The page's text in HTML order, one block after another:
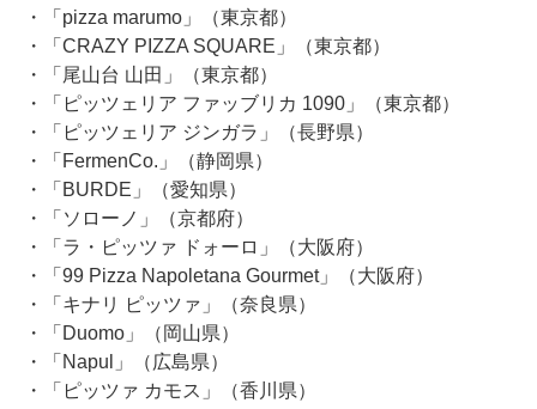
・「pizza marumo」（東京都）
・「CRAZY PIZZA SQUARE」（東京都）
・「尾山台 山田」（東京都）
・「ピッツェリア ファッブリカ 1090」（東京都）
・「ピッツェリア ジンガラ」（長野県）
・「FermenCo.」（静岡県）
・「BURDE」（愛知県）
・「ソローノ」（京都府）
・「ラ・ピッツァ ドォーロ」（大阪府）
・「99 Pizza Napoletana Gourmet」（大阪府）
・「キナリ ピッツァ」（奈良県）
・「Duomo」（岡山県）
・「Napul」（広島県）
・「ピッツァ カモス」（香川県）